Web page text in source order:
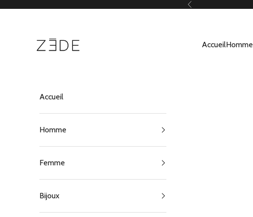
Précédent
AccueilHomme
Accueil
Homme
Femme
Bijoux